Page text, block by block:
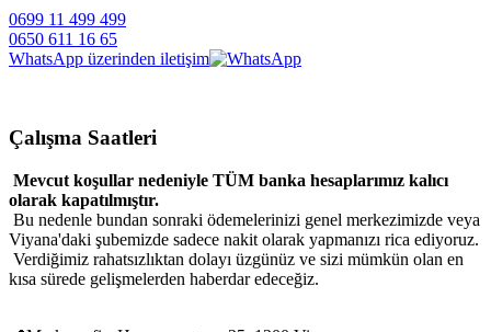
0699 11 499 499
0650 611 16 65
WhatsApp üzerinden iletişim
Çalışma Saatleri
Mevcut koşullar nedeniyle TÜM banka hesaplarımız kalıcı
olarak kapatılmıştır.
Bu nedenle bundan sonraki ödemelerinizi genel merkezimizde veya
Viyana'daki şubemizde sadece nakit olarak yapmanızı rica ediyoruz.
Verdiğimiz rahatsızlıktan dolayı üzgünüz ve sizi mümkün olan en
kısa sürede gelişmelerden haberdar edeceğiz.